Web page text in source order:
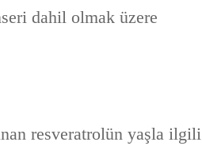
dahil olmak üzere
resveratrolün yaşla ilgili